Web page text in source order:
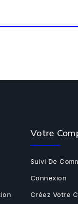
Votre
Suivi De
Connexion
Créez Votre